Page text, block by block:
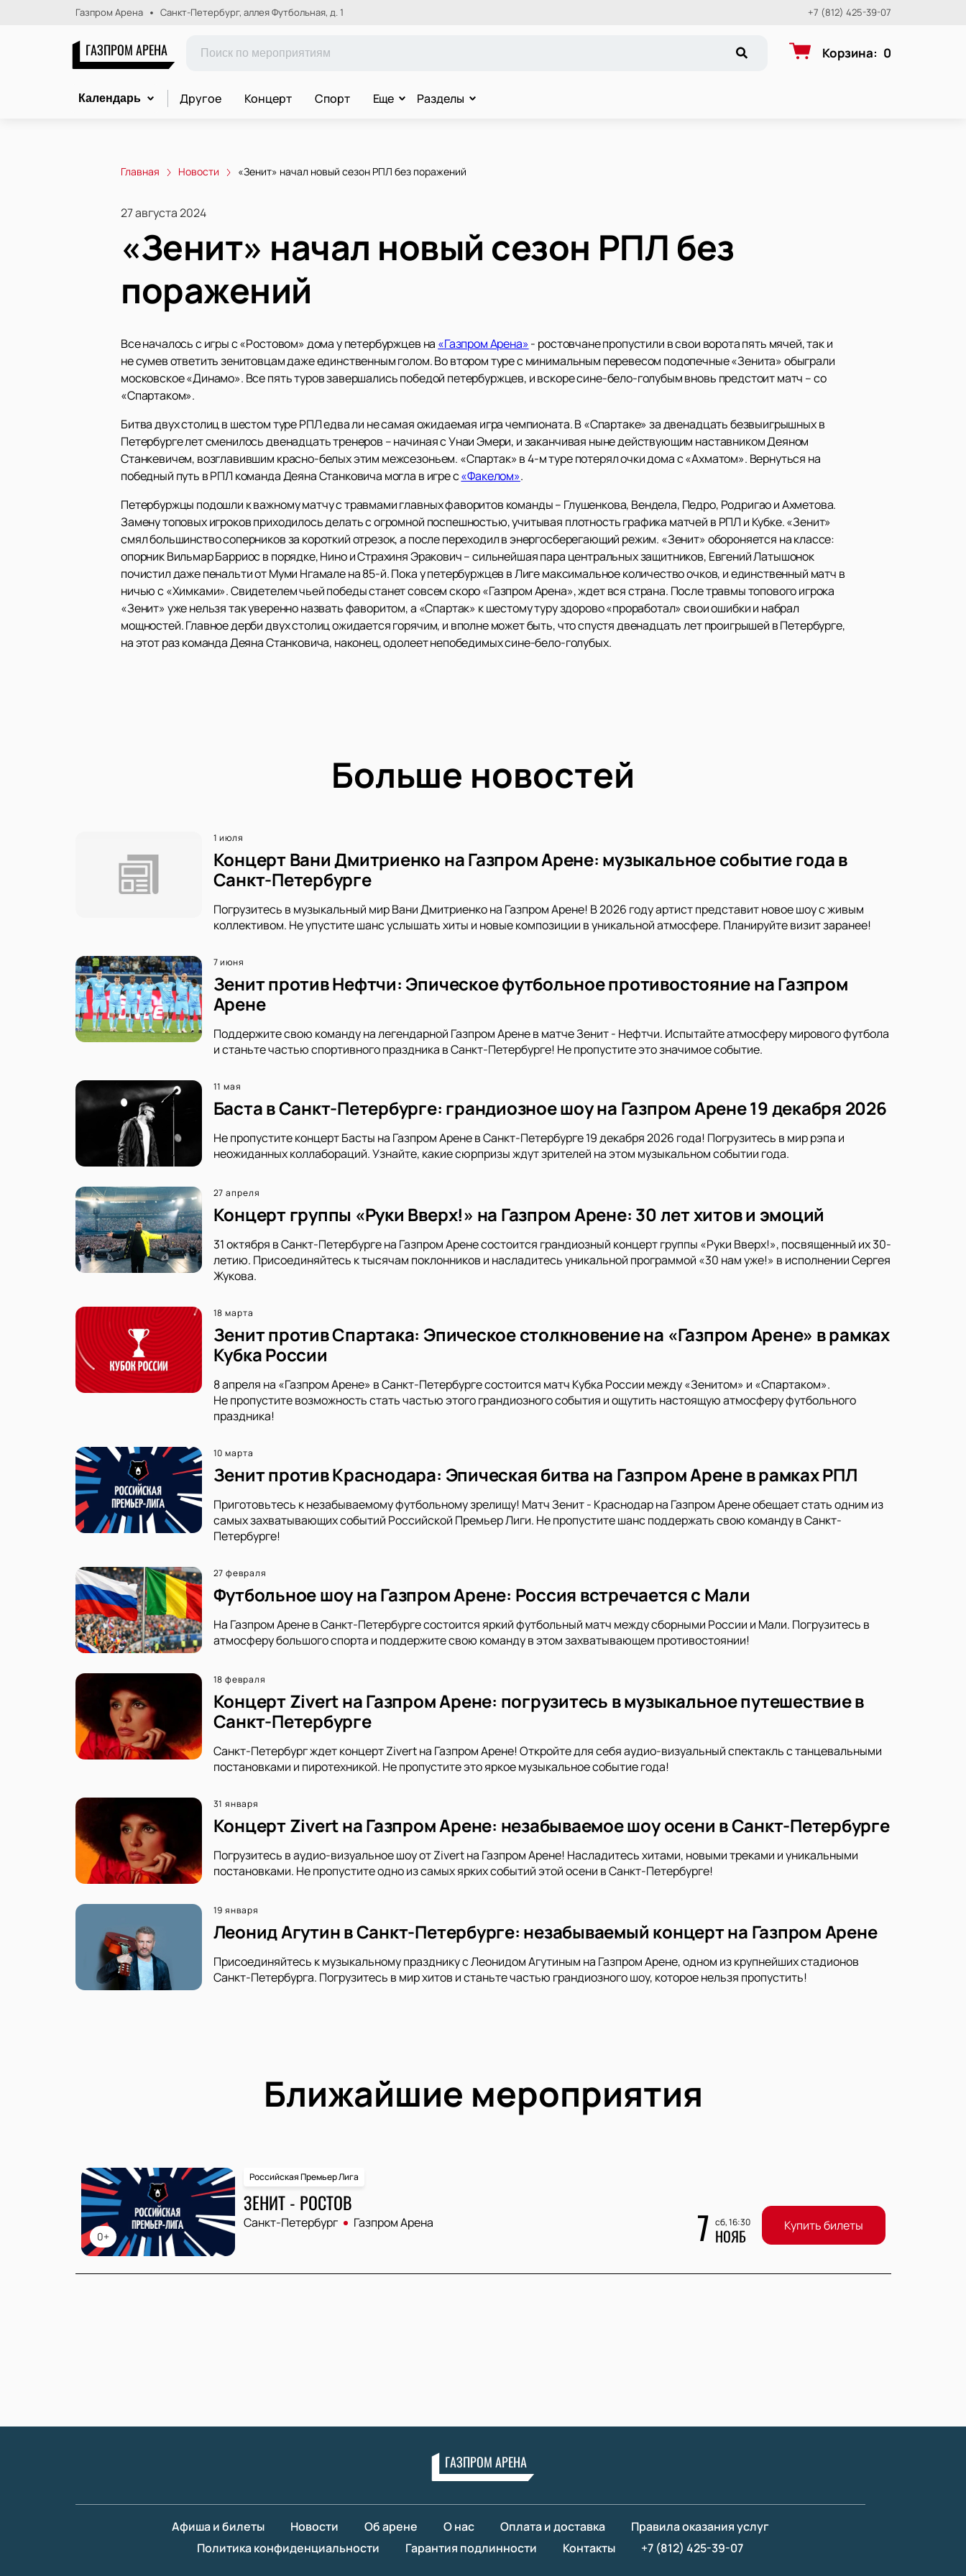
Газпром Арена Санкт-Петербург, аллея Футбольная, д. 1 +7 (812) 425-39-07
ГАЗПРОМ АРЕНА Корзина: 0
Календарь Другое Концерт Спорт Еще Разделы
Главная Новости «Зенит» начал новый сезон РПЛ без поражений
27 августа 2024
«Зенит» начал новый сезон РПЛ без
поражений
Все началось с игры с «Ростовом» дома у петербуржцев на «Газпром Арена»- ростовчане пропустили в свои ворота пять мячей, так и
не сумев ответить зенитовцам даже единственным голом. Во втором туре с минимальным перевесом подопечные «Зенита» обыграли
московское «Динамо». Все пять туров завершались победой петербуржцев, и вскоре сине-бело-голубым вновь предстоит матч – со
«Спартаком».
Битва двух столиц в шестом туре РПЛ едва ли не самая ожидаемая игра чемпионата. В «Спартаке» за двенадцать безвыигрышных в
Петербурге лет сменилось двенадцать тренеров – начиная с Унаи Эмери, и заканчивая ныне действующим наставником Деяном
Станкевичем, возглавившим красно-белых этим межсезоньем. «Спартак» в 4-м туре потерял очки дома с «Ахматом». Вернуться на
победный путь в РПЛ команда Деяна Станковича могла в игре с«Факелом».
Петербуржцы подошли к важному матчу с травмами главных фаворитов команды – Глушенкова, Вендела, Педро, Родригао и Ахметова.
Замену топовых игроков приходилось делать с огромной поспешностью, учитывая плотность графика матчей в РПЛ и Кубке. «Зенит»
смял большинство соперников за короткий отрезок, а после переходил в энергосберегающий режим. «Зенит» обороняется на классе:
опорник Вильмар Барриос в порядке, Нино и Страхиня Эракович – сильнейшая пара центральных защитников, Евгений Латышонок
почистил даже пенальти от Муми Нгамале на 85-й. Пока у петербуржцев в Лиге максимальное количество очков, и единственный матч в
ничью с «Химками». Свидетелем чьей победы станет совсем скоро «Газпром Арена», ждет вся страна. После травмы топового игрока
«Зенит» уже нельзя так уверенно назвать фаворитом, а «Спартак» к шестому туру здорово «проработал» свои ошибки и набрал
мощностей. Главное дерби двух столиц ожидается горячим, и вполне может быть, что спустя двенадцать лет проигрышей в Петербурге,
на этот раз команда Деяна Станковича, наконец, одолеет непобедимых сине-бело-голубых.
Больше новостей
1 июля
Концерт Вани Дмитриенко на Газпром Арене: музыкальное событие года в
Санкт-Петербурге
Погрузитесь в музыкальный мир Вани Дмитриенко на Газпром Арене! В 2026 году артист представит новое шоу с живым
коллективом. Не упустите шанс услышать хиты и новые композиции в уникальной атмосфере. Планируйте визит заранее!
7 июня
Зенит против Нефтчи: Эпическое футбольное противостояние на Газпром
Арене
Поддержите свою команду на легендарной Газпром Арене в матче Зенит - Нефтчи. Испытайте атмосферу мирового футбола
и станьте частью спортивного праздника в Санкт-Петербурге! Не пропустите это значимое событие.
11 мая
Баста в Санкт-Петербурге: грандиозное шоу на Газпром Арене 19 декабря 2026
Не пропустите концерт Басты на Газпром Арене в Санкт-Петербурге 19 декабря 2026 года! Погрузитесь в мир рэпа и
неожиданных коллабораций. Узнайте, какие сюрпризы ждут зрителей на этом музыкальном событии года.
27 апреля
Концерт группы «Руки Вверх!» на Газпром Арене: 30 лет хитов и эмоций
31 октября в Санкт-Петербурге на Газпром Арене состоится грандиозный концерт группы «Руки Вверх!», посвященный их 30-
летию. Присоединяйтесь к тысячам поклонников и насладитесь уникальной программой «30 нам уже!» в исполнении Сергея
Жукова.
18 марта
Зенит против Спартака: Эпическое столкновение на «Газпром Арене» в рамках
Кубка России
8 апреля на «Газпром Арене» в Санкт-Петербурге состоится матч Кубка России между «Зенитом» и «Спартаком».
Не пропустите возможность стать частью этого грандиозного события и ощутить настоящую атмосферу футбольного
праздника!
10 марта
Зенит против Краснодара: Эпическая битва на Газпром Арене в рамках РПЛ
Приготовьтесь к незабываемому футбольному зрелищу! Матч Зенит - Краснодар на Газпром Арене обещает стать одним из
самых захватывающих событий Российской Премьер Лиги. Не пропустите шанс поддержать свою команду в Санкт-
Петербурге!
27 февраля
Футбольное шоу на Газпром Арене: Россия встречается с Мали
На Газпром Арене в Санкт-Петербурге состоится яркий футбольный матч между сборными России и Мали. Погрузитесь в
атмосферу большого спорта и поддержите свою команду в этом захватывающем противостоянии!
18 февраля
Концерт Zivert на Газпром Арене: погрузитесь в музыкальное путешествие в
Санкт-Петербурге
Санкт-Петербург ждет концерт Zivert на Газпром Арене! Откройте для себя аудио-визуальный спектакль с танцевальными
постановками и пиротехникой. Не пропустите это яркое музыкальное событие года!
31 января
Концерт Zivert на Газпром Арене: незабываемое шоу осени в Санкт-Петербурге
Погрузитесь в аудио-визуальное шоу от Zivert на Газпром Арене! Насладитесь хитами, новыми треками и уникальными
постановками. Не пропустите одно из самых ярких событий этой осени в Санкт-Петербурге!
19 января
Леонид Агутин в Санкт-Петербурге: незабываемый концерт на Газпром Арене
Присоединяйтесь к музыкальному празднику с Леонидом Агутиным на Газпром Арене, одном из крупнейших стадионов
Санкт-Петербурга. Погрузитесь в мир хитов и станьте частью грандиозного шоу, которое нельзя пропустить!
Ближайшие мероприятия
0+
Российская Премьер Лига
ЗЕНИТ - РОСТОВ
Санкт-Петербург Газпром Арена 7 сб, 16:30
НОЯБ Купить билеты
ГАЗПРОМ АРЕНА
Афиша и билеты Новости Об арене О нас Оплата и доставка
Правила оказания услуг
Политика конфиденциальности
Гарантия подлинности Контакты +7 (812) 425-39-07